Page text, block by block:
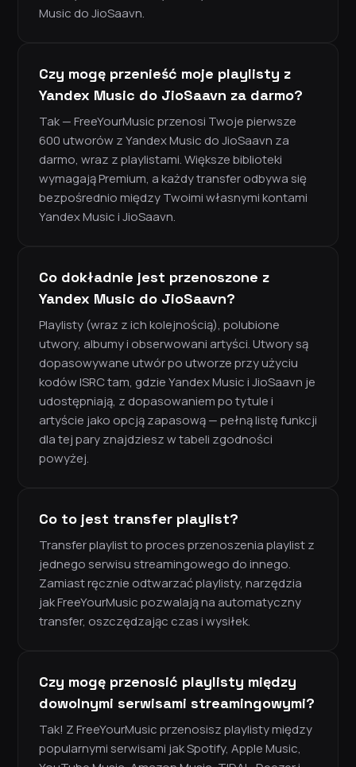
Music do JioSaavn.
Czy mogę przenieść moje playlisty z
Yandex Music do JioSaavn za darmo?
Tak — FreeYourMusic przenosi Twoje pierwsze
600 utworów z Yandex Music do JioSaavn za
darmo, wraz z playlistami. Większe biblioteki
wymagają Premium, a każdy transfer odbywa się
bezpośrednio między Twoimi własnymi kontami
Yandex Music i JioSaavn.
Co dokładnie jest przenoszone z
Yandex Music do JioSaavn?
Playlisty (wraz z ich kolejnością), polubione
utwory, albumy i obserwowani artyści. Utwory są
dopasowywane utwór po utworze przy użyciu
kodów ISRC tam, gdzie Yandex Music i JioSaavn je
udostępniają, z dopasowaniem po tytule i
artyście jako opcją zapasową — pełną listę funkcji
dla tej pary znajdziesz w tabeli zgodności
powyżej.
Co to jest transfer playlist?
Transfer playlist to proces przenoszenia playlist z
jednego serwisu streamingowego do innego.
Zamiast ręcznie odtwarzać playlisty, narzędzia
jak FreeYourMusic pozwalają na automatyczny
transfer, oszczędzając czas i wysiłek.
Czy mogę przenosić playlisty między
dowolnymi serwisami streamingowymi?
Tak! Z FreeYourMusic przenosisz playlisty między
popularnymi serwisami jak Spotify, Apple Music,